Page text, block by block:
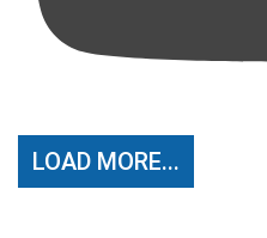
LOAD MORE...